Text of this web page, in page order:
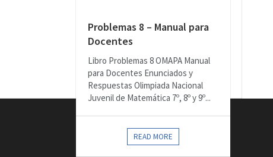
Problemas 8 – Manual para
Docentes
Libro Problemas 8 OMAPA Manual
para Docentes Enunciados y
Respuestas Olimpiada Nacional
Juvenil de Matemática 7º, 8º y 9º...
READ MORE